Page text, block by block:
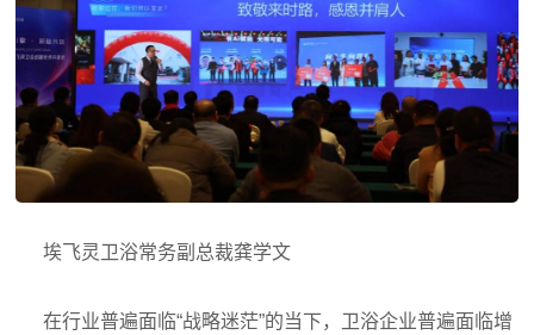
埃飞灵卫浴常务副总裁龚学文
在行业普遍面临“战略迷茫”的当下，卫浴企业普遍面临增